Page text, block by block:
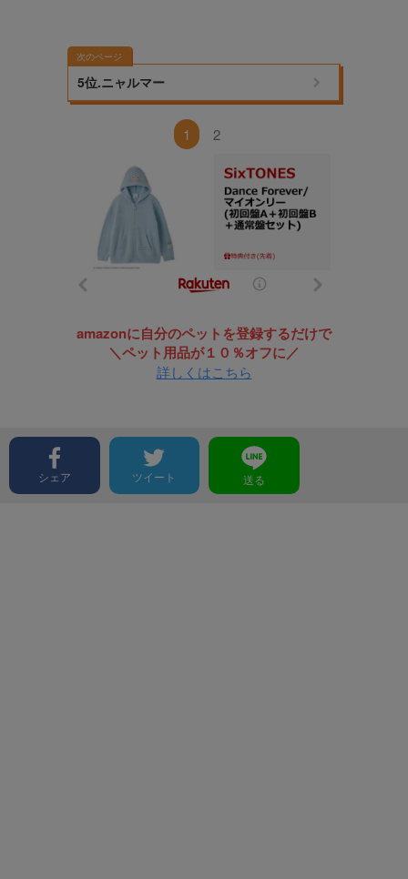
次のページ
5位.ニャルマー
1 2
amazonに自分のペットを登録するだけで
＼ペット用品が１０％オフに／
詳しくはこちら
シェア ツイート 送る